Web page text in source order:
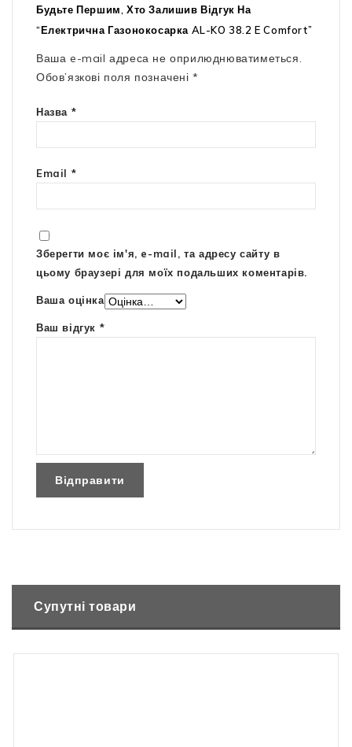
Будьте Першим, Хто Залишив Відгук На
“Електрична Газонокосарка AL-KO 38.2 E Comfort”
Ваша e-mail адреса не оприлюднюватиметься.
Обов’язкові поля позначені*
Назва *
Email *
Зберегти моє ім'я, e-mail, та адресу сайту в
цьому браузері для моїх подальших коментарів.
Ваша оцінка
Ваш відгук *
Супутні товари